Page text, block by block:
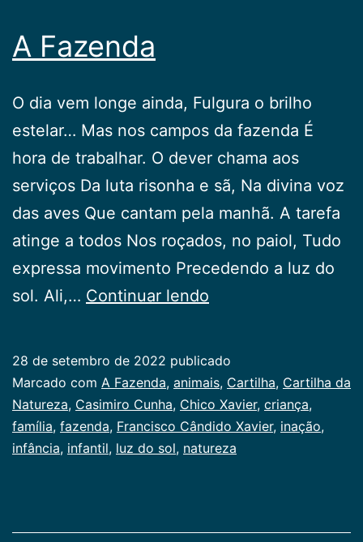
A Fazenda
O dia vem longe ainda, Fulgura o brilho
estelar… Mas nos campos da fazenda É
hora de trabalhar. O dever chama aos
serviços Da luta risonha e sã, Na divina voz
das aves Que cantam pela manhã. A tarefa
atinge a todos Nos roçados, no paiol, Tudo
expressa movimento Precedendo a luz do
sol. Ali,… Continuar lendo
28 de setembro de 2022 publicado
Categorizado
como
Infancia
Marcado com A Fazenda, animais, Cartilha, Cartilha da
Natureza, Casimiro Cunha, Chico Xavier, criança,
família, fazenda, Francisco Cândido Xavier, inação,
infância, infantil, luz do sol, natureza